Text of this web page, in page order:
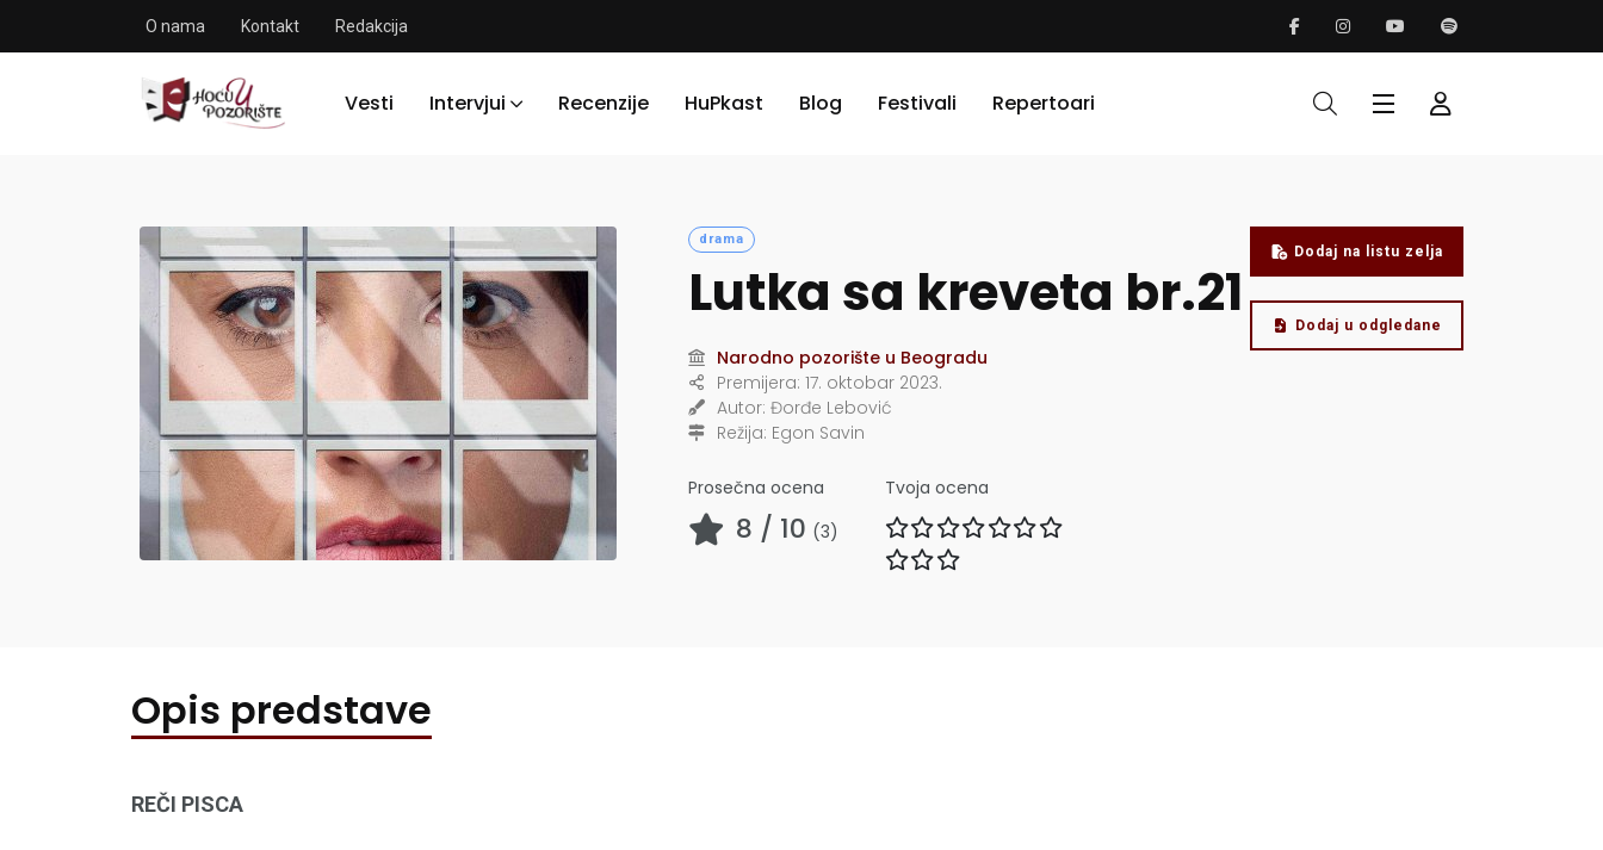
O nama Kontakt Redakcija
Vesti Intervjui Recenzije HuPkast Blog Festivali Repertoari
drama
Lutka sa kreveta br.21
Narodno pozorište u Beogradu
Premijera: 17. oktobar 2023.
Autor: Đorđe Lebović
Režija: Egon Savin
Prosečna ocena
8 / 10 (3)
Tvoja ocena
Dodaj na listu zelja
Dodaj u odgledane
Opis predstave
REČI PISCA